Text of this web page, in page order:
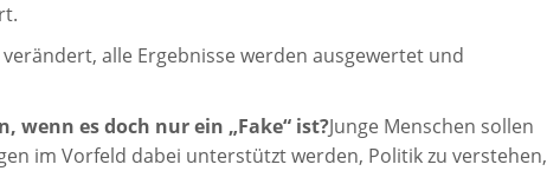
alle Ergebnisse werden ausgewertet und
wenn es doch nur ein „Fake“ ist?Junge Menschen sollen
im Vorfeld dabei unterstützt werden, Politik zu verstehen,